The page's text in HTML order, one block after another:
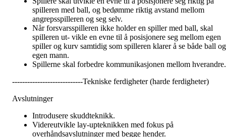
spilleren med ball, og bedømme riktig avstand mellom
angrepsspilleren og seg selv.
Når forsvarsspilleren ikke holder en spiller med ball, skal
spilleren ut- vikle en evne til å posisjonere seg mellom egen
spiller og kurv samtidig som spilleren klarer å se både ball og
egen mann.
Spillerne skal forbedre kommunikasjonen mellom hverandre.
----------------------------Tekniske ferdigheter (harde ferdigheter)
Avslutninger
Introdusere skuddteknikk.
Videreutvikle lay-upteknikken med fokus på
overhåndsavslutninger med begge hender.